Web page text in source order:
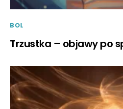
BOL
Trzustka – objawy po